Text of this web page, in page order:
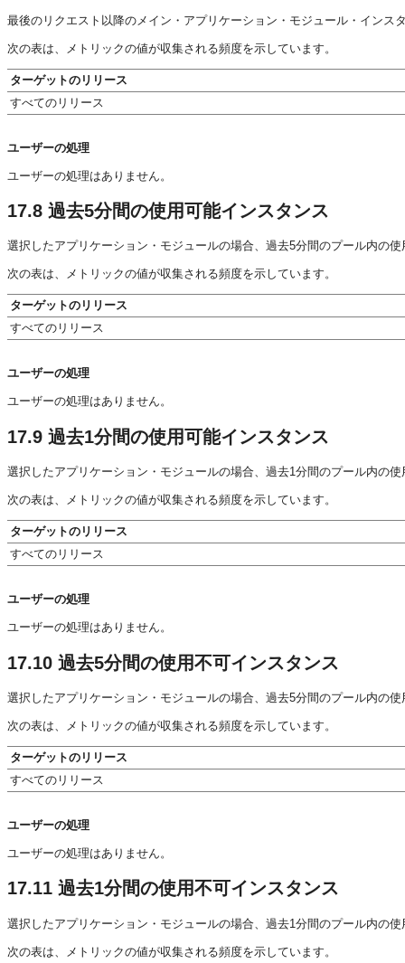
最後のリクエスト以降のメイン・アプリケーション・モジュール・インス
次の表は、メトリックの値が収集される頻度を示しています。
ターゲットのリリース
すべてのリリース
ユーザーの処理
ユーザーの処理はありません。
17.8 過去5分間の使用可能インスタンス
選択したアプリケーション・モジュールの場合、過去5分間のプール内の
次の表は、メトリックの値が収集される頻度を示しています。
ターゲットのリリース
すべてのリリース
ユーザーの処理
ユーザーの処理はありません。
17.9 過去1分間の使用可能インスタンス
選択したアプリケーション・モジュールの場合、過去1分間のプール内の
次の表は、メトリックの値が収集される頻度を示しています。
ターゲットのリリース
すべてのリリース
ユーザーの処理
ユーザーの処理はありません。
17.10 過去5分間の使用不可インスタンス
選択したアプリケーション・モジュールの場合、過去5分間のプール内の
次の表は、メトリックの値が収集される頻度を示しています。
ターゲットのリリース
すべてのリリース
ユーザーの処理
ユーザーの処理はありません。
17.11 過去1分間の使用不可インスタンス
選択したアプリケーション・モジュールの場合、過去1分間のプール内の
次の表は、メトリックの値が収集される頻度を示しています。